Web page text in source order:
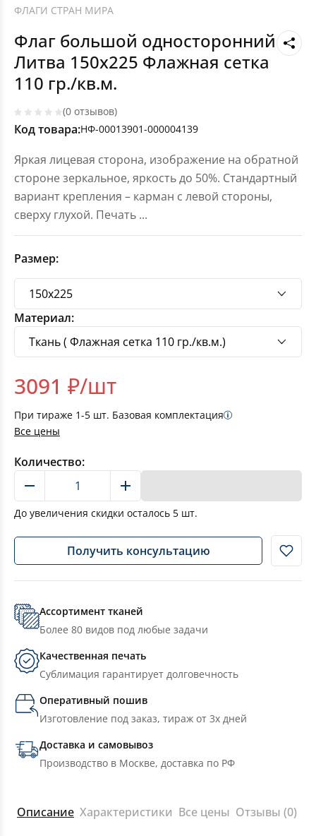
ФЛАГИ СТРАН МИРА
Флаг большой односторонний
Литва 150х225 Флажная сетка
110 гр./кв.м.
(0 отзывов)
Код товара:НФ-00013901-000004139
Яркая лицевая сторона, изображение на обратной
стороне зеркальное, яркость до 50%. Стандартный
вариант крепления – карман с левой стороны,
сверху глухой. Печать ...
Размер:
Материал:
3091 ₽/шт
При тираже 1-5 шт. Базовая комплектация
Все цены
Количество:
До увеличения скидки осталось 5 шт.
Получить консультацию
Ассортимент тканей
Более 80 видов под любые задачи
Качественная печать
Сублимация гарантирует долговечность
Оперативный пошив
Изготовление под заказ, тираж от 3х дней
Доставка и самовывоз
Производство в Москве, доставка по РФ
Описание Характеристики Все цены Отзывы (0)